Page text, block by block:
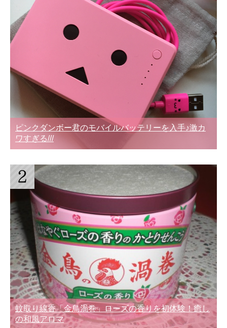
ピンクダンボー君のモバイルバッテリーを入手♪激カ
ワすぎる///
蚊取り線香「金鳥渦巻」ローズの香りを初体験！癒し
の和風アロマ